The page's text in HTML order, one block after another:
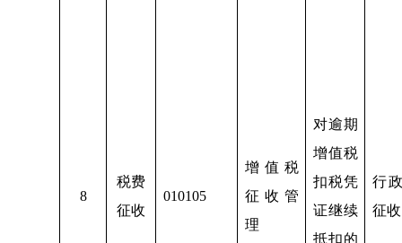
8
税费
征收
010105
增值税
征收管
理
对逾期
增值税
扣税凭
证继续
抵扣的
行
征收